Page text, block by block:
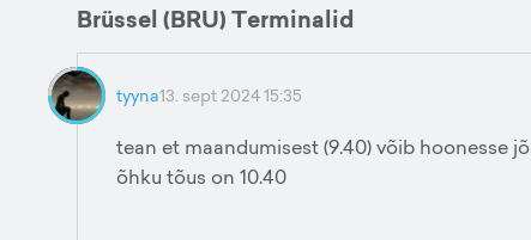
Brüssel (BRU) Terminalid
tyyna13. sept 2024 15:35
tean et maandumisest (9.40) võib hoonesse
õhku tõus on 10.40